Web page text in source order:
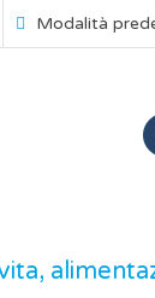
Modalità